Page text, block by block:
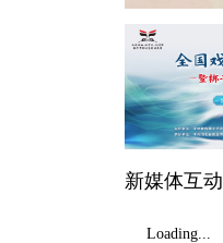
新媒体互动
Loading...